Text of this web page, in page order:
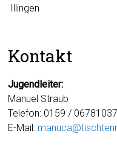
Kontakt
Jugendleiter:
Manuel Straub
Telefon: 0159 / 06781037
E-Mail: